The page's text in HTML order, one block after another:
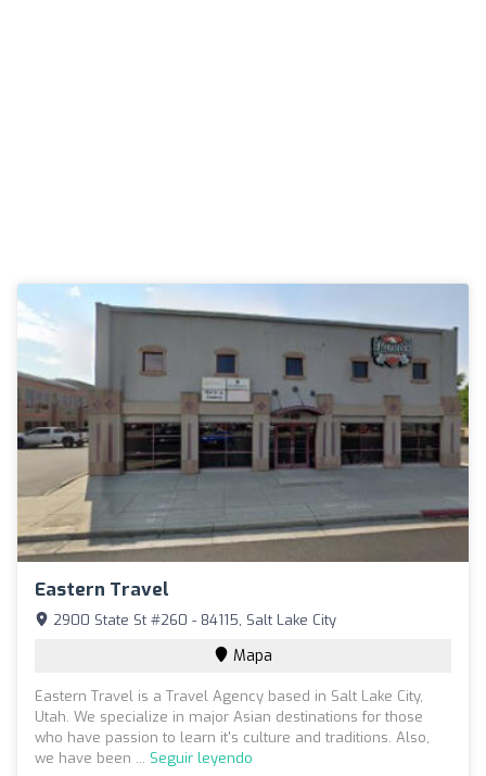
Eastern Travel
2900 State St #260 - 84115, Salt Lake City
Mapa
Eastern Travel is a Travel Agency based in Salt Lake City,
Utah. We specialize in major Asian destinations for those
who have passion to learn it's culture and traditions. Also,
we have been ... Seguir leyendo